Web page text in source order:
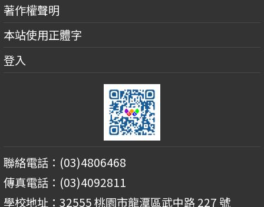
著作權聲明
本站使用正體字
登入
聯絡電話：(03)4806468
傳真電話：(03)4092811
學校地址：32555 桃園市龍潭區武中路 227 號